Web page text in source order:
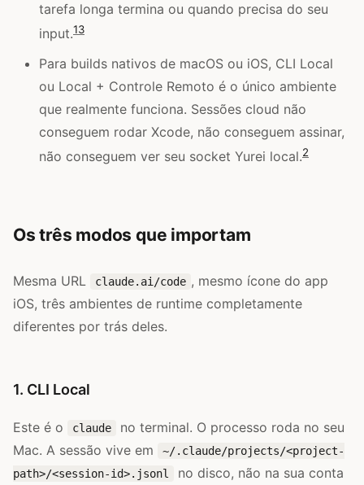
tarefa longa termina ou quando precisa do seu
input.13
Para builds nativos de macOS ou iOS, CLI Local
ou Local + Controle Remoto é o único ambiente
que realmente funciona. Sessões cloud não
conseguem rodar Xcode, não conseguem assinar,
não conseguem ver seu socket Yurei local.2
Os três modos que importam
Mesma URL claude.ai/code , mesmo ícone do app
iOS, três ambientes de runtime completamente
diferentes por trás deles.
1. CLI Local
Este é o claude
no terminal. O processo roda no seu
Mac. A sessão vive em
~/.claude/projects/<project-
path>/<session-id>.jsonl
no disco, não na sua conta